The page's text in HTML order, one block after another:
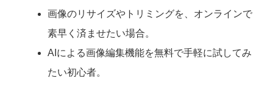
画像のリサイズやトリミングを、オンラインで
素早く済ませたい場合。
AIによる画像編集機能を無料で手軽に試してみ
たい初心者。